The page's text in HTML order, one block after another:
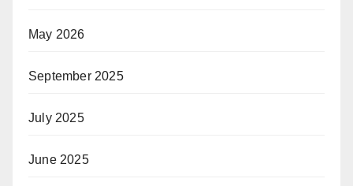
May 2026
September 2025
July 2025
June 2025